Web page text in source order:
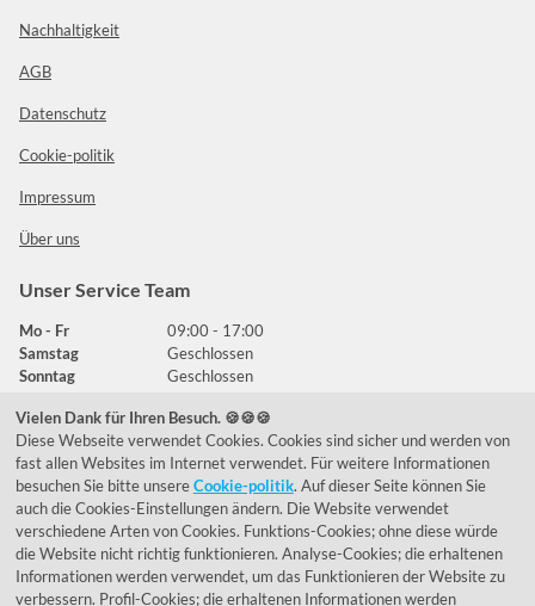
Nachhaltigkeit
AGB
Datenschutz
Cookie-politik
Impressum
Über uns
Unser Service Team
Mo - Fr
09:00 - 17:00
Samstag
Geschlossen
Sonntag
Geschlossen
Häufig gestellte Fragen
039292 - 678215
de@lumidora.com
Vielen Dank für Ihren Besuch. 🍪🍪🍪
Diese Webseite verwendet Cookies. Cookies sind sicher und werden von
fast allen Websites im Internet verwendet. Für weitere Informationen
besuchen Sie bitte unsereCookie-politik. Auf dieser Seite können Sie
auch die Cookies-Einstellungen ändern. Die Website verwendet
verschiedene Arten von Cookies. Funktions-Cookies; ohne diese würde
die Website nicht richtig funktionieren. Analyse-Cookies; die erhaltenen
Informationen werden verwendet, um das Funktionieren der Website zu
verbessern. Profil-Cookies; die erhaltenen Informationen werden